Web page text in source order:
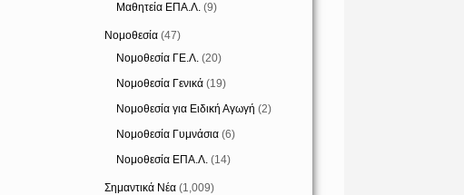
Μαθητεία ΕΠΑ.Λ. (9)
Νομοθεσία (47)
Νομοθεσία ΓΕ.Λ. (20)
Νομοθεσία Γενικά (19)
Νομοθεσία για Ειδική Αγωγή (2)
Νομοθεσία Γυμνάσια (6)
Νομοθεσία ΕΠΑ.Λ. (14)
Σημαντικά Νέα (1,009)